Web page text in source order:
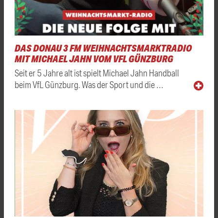
DAS DONAU 3 FM WEIHNACHTSMARKTRADIO
MIT MICHAEL JAHN VOM VFL GÜNZBURG
Seit er 5 Jahre alt ist spielt Michael Jahn Handball
beim VfL Günzburg. Was der Sport und die …